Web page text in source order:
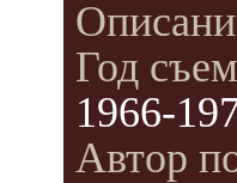
Год
1966-
Автор